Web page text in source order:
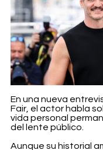
En una nueva
Fair, el actor habla
vida personal
del lente público.
Aunque su historial